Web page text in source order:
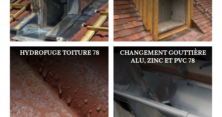
HYDROFUGE TOITURE 78
CHANGEMENT GOUTTIÈRE
ALU, ZINC ET PVC 78